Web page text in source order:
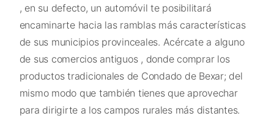
, en su defecto, un automóvil te posibilitará
encaminarte hacia las ramblas más características
de sus municipios provinceales. Acércate a alguno
de sus comercios antiguos , donde comprar los
productos tradicionales de Condado de Bexar; del
mismo modo que también tienes que aprovechar
para dirigirte a los campos rurales más distantes.